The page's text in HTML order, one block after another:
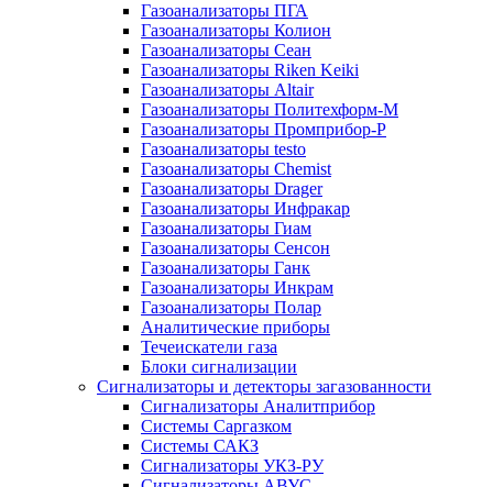
Газоанализаторы ПГА
Газоанализаторы Колион
Газоанализаторы Сеан
Газоанализаторы Riken Keiki
Газоанализаторы Altair
Газоанализаторы Политехформ-М
Газоанализаторы Промприбор-Р
Газоанализаторы testo
Газоанализаторы Chemist
Газоанализаторы Drager
Газоанализаторы Инфракар
Газоанализаторы Гиам
Газоанализаторы Сенсон
Газоанализаторы Ганк
Газоанализаторы Инкрам
Газоанализаторы Полар
Аналитические приборы
Течеискатели газа
Блоки сигнализации
Сигнализаторы и детекторы загазованности
Сигнализаторы Аналитприбор
Системы Саргазком
Системы САКЗ
Сигнализаторы УКЗ-РУ